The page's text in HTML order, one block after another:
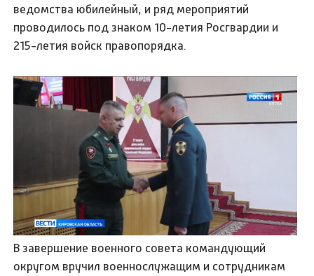
ведомства юбилейный, и ряд мероприятий
проводилось под знаком 10-летия Росгвардии и
215-летия войск правопорядка.
В завершение военного совета командующий
округом вручил военнослужащим и сотрудникам